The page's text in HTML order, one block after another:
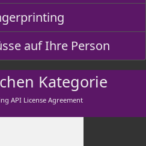
auf Ihre Person
Kategorie
API License Agreement